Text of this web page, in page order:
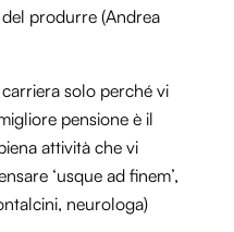
produrre (Andrea
solo perché vi
pensione è il
attività che vi
‘usque ad finem’,
neurologa)